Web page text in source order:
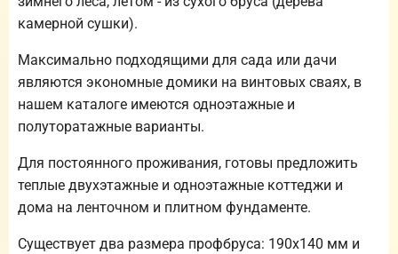
камерной сушки).
Максимально подходящими для сада или дачи
являются экономные домики на винтовых сваях, в
нашем каталоге имеются одноэтажные и
полуторатажные варианты.
Для постоянного проживания, готовы предложить
теплые двухэтажные и одноэтажные коттеджи и
дома на ленточном и плитном фундаменте.
Существует два размера профбруса: 190х140 мм и